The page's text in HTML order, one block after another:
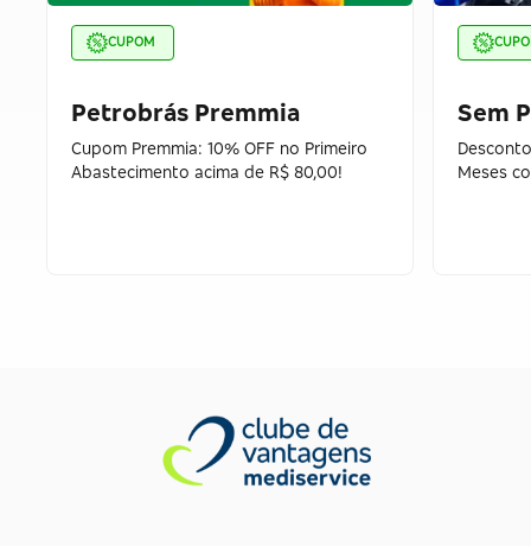
CUPOM
Petrobrás Premmia
Cupom Premmia: 10% OFF no Primeiro
Abastecimento acima de R$ 80,00!
Sem
Meses